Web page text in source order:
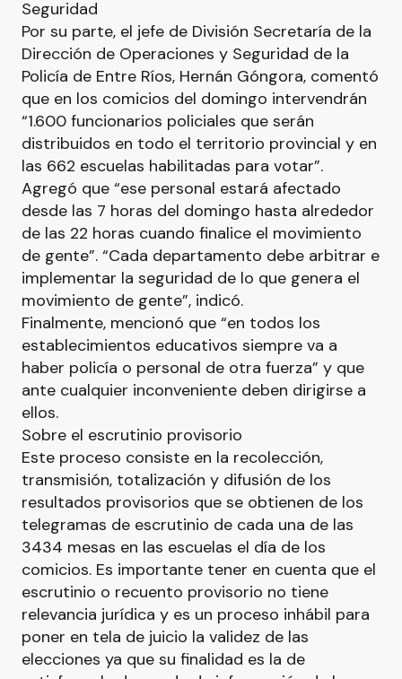
Seguridad
Por su parte, el jefe de División Secretaría de la
Dirección de Operaciones y Seguridad de la
Policía de Entre Ríos, Hernán Góngora, comentó
que en los comicios del domingo intervendrán
“1.600 funcionarios policiales que serán
distribuidos en todo el territorio provincial y en
las 662 escuelas habilitadas para votar”.
Agregó que “ese personal estará afectado
desde las 7 horas del domingo hasta alrededor
de las 22 horas cuando finalice el movimiento
de gente”. “Cada departamento debe arbitrar e
implementar la seguridad de lo que genera el
movimiento de gente”, indicó.
Finalmente, mencionó que “en todos los
establecimientos educativos siempre va a
haber policía o personal de otra fuerza” y que
ante cualquier inconveniente deben dirigirse a
ellos.
Sobre el escrutinio provisorio
Este proceso consiste en la recolección,
transmisión, totalización y difusión de los
resultados provisorios que se obtienen de los
telegramas de escrutinio de cada una de las
3434 mesas en las escuelas el día de los
comicios. Es importante tener en cuenta que el
escrutinio o recuento provisorio no tiene
relevancia jurídica y es un proceso inhábil para
poner en tela de juicio la validez de las
elecciones ya que su finalidad es la de